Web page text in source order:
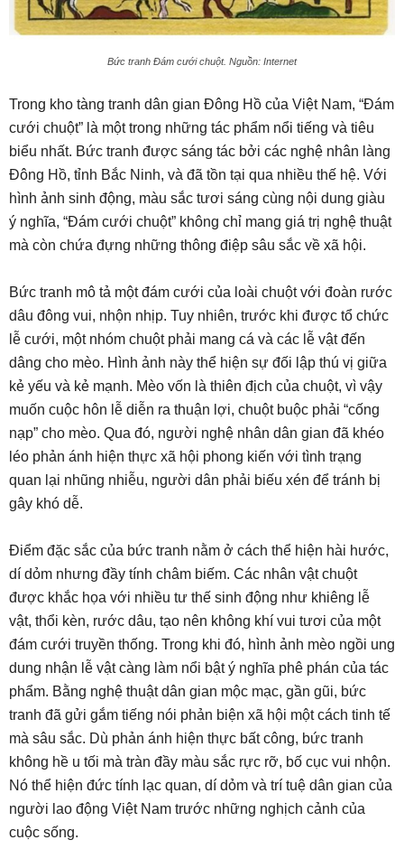
Bức tranh Đám cưới chuột. Nguồn: Internet
Trong kho tàng tranh dân gian Đông Hồ của Việt Nam, “Đám
cưới chuột” là một trong những tác phẩm nổi tiếng và tiêu
biểu nhất. Bức tranh được sáng tác bởi các nghệ nhân làng
Đông Hồ, tỉnh Bắc Ninh, và đã tồn tại qua nhiều thế hệ. Với
hình ảnh sinh động, màu sắc tươi sáng cùng nội dung giàu
ý nghĩa, “Đám cưới chuột” không chỉ mang giá trị nghệ thuật
mà còn chứa đựng những thông điệp sâu sắc về xã hội.
Bức tranh mô tả một đám cưới của loài chuột với đoàn rước
dâu đông vui, nhộn nhịp. Tuy nhiên, trước khi được tổ chức
lễ cưới, một nhóm chuột phải mang cá và các lễ vật đến
dâng cho mèo. Hình ảnh này thể hiện sự đối lập thú vị giữa
kẻ yếu và kẻ mạnh. Mèo vốn là thiên địch của chuột, vì vậy
muốn cuộc hôn lễ diễn ra thuận lợi, chuột buộc phải “cống
nạp” cho mèo. Qua đó, người nghệ nhân dân gian đã khéo
léo phản ánh hiện thực xã hội phong kiến với tình trạng
quan lại nhũng nhiễu, người dân phải biếu xén để tránh bị
gây khó dễ.
Điểm đặc sắc của bức tranh nằm ở cách thể hiện hài hước,
dí dỏm nhưng đầy tính châm biếm. Các nhân vật chuột
được khắc họa với nhiều tư thế sinh động như khiêng lễ
vật, thổi kèn, rước dâu, tạo nên không khí vui tươi của một
đám cưới truyền thống. Trong khi đó, hình ảnh mèo ngồi ung
dung nhận lễ vật càng làm nổi bật ý nghĩa phê phán của tác
phẩm. Bằng nghệ thuật dân gian mộc mạc, gần gũi, bức
tranh đã gửi gắm tiếng nói phản biện xã hội một cách tinh tế
mà sâu sắc. Dù phản ánh hiện thực bất công, bức tranh
không hề u tối mà tràn đầy màu sắc rực rỡ, bố cục vui nhộn.
Nó thể hiện đức tính lạc quan, dí dỏm và trí tuệ dân gian của
người lao động Việt Nam trước những nghịch cảnh của
cuộc sống.